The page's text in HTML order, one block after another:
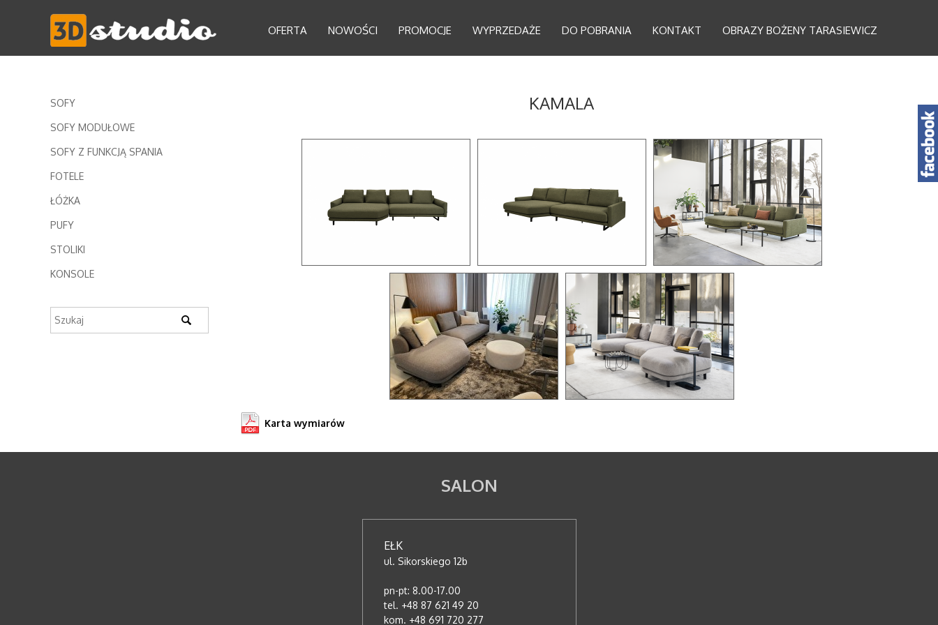
OFERTA NOWOŚCI PROMOCJE WYPRZEDAŻE DO POBRANIA KONTAKT OBRAZY BOŻENY TARASIEWICZ
SOFY
SOFY MODUŁOWE
SOFY Z FUNKCJĄ SPANIA
FOTELE
ŁÓŻKA
PUFY
STOLIKI
KONSOLE
KAMALA
Karta wymiarów
SALON
EŁK
ul. Sikorskiego 12b
pn-pt: 8.00-17.00
tel. +48 87 621 49 20
kom. +48 691 720 277